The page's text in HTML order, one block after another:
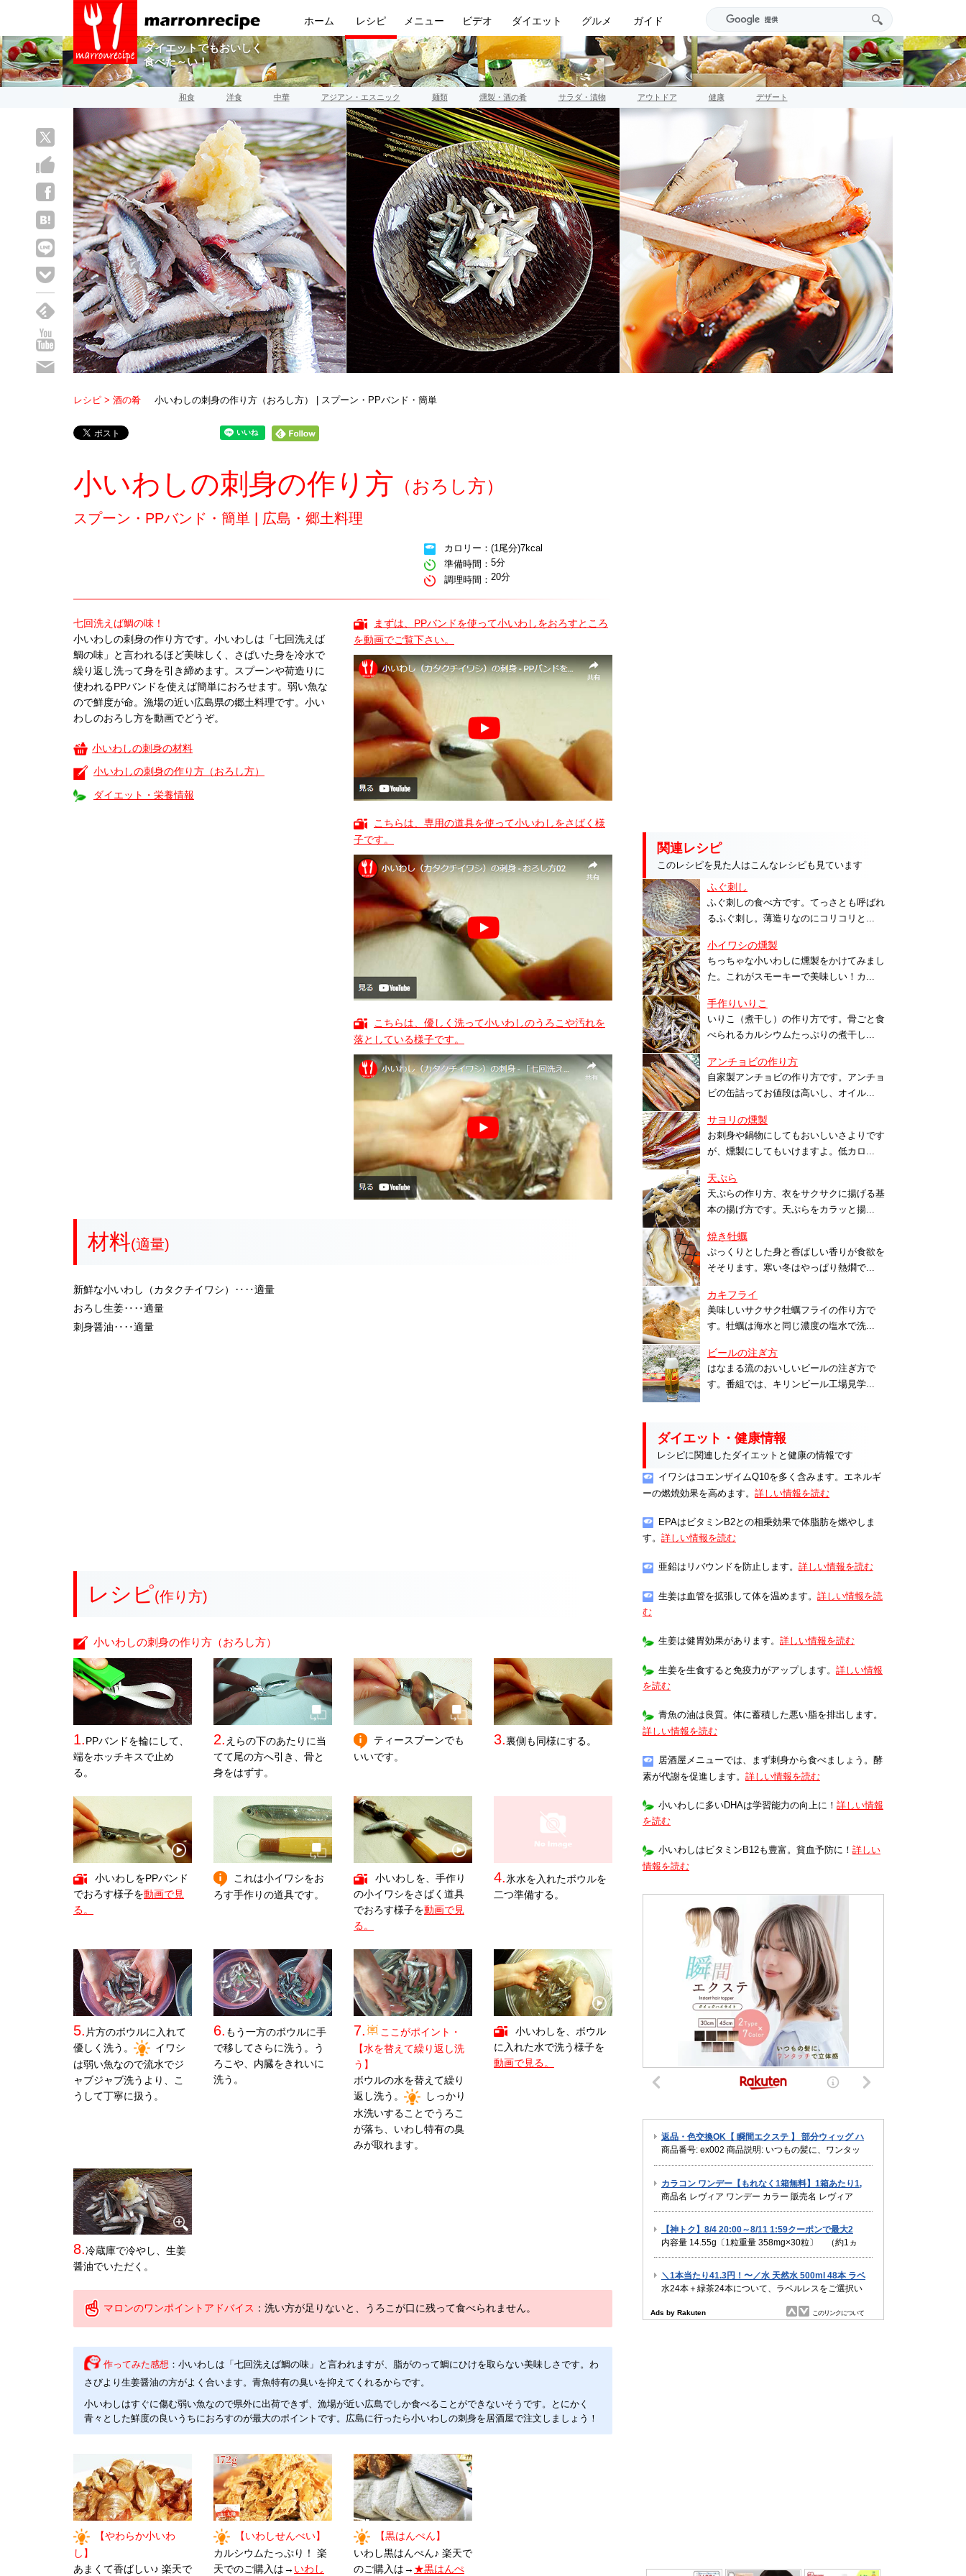
ダイエットでもおいしく
食べた～い！
ホーム レシピ
和食 洋食 中華 アジアン・エスニック 麺類 燻製・酒の肴 サラダ・漬物 アウトドア 健康 デザート
メニュー ビデオ ダイエット グルメ ガイド
sns03
sns04
sns06
sns07
sns08
sns09
sns10
レシピ 酒の肴 小いわしの刺身の作り方（おろし方） | スプーン・PPバンド・簡単
小いわしの刺身の作り方 （おろし方）
スプーン・PPバンド・簡単 | 広島・郷土料理
カロリー： (1尾分)7kcal
準備時間： 5分
調理時間： 20分
七回洗えば鯛の味！
小いわしの刺身の作り方です。小いわしは「七回洗えば
鯛の味」と言われるほど美味しく、さばいた身を冷水で
繰り返し洗って身を引き締めます。スプーンや荷造りに
使われるPPバンドを使えば簡単におろせます。弱い魚な
ので鮮度が命。漁場の近い広島県の郷土料理です。小い
わしのおろし方を動画でどうぞ。
小いわしの刺身の材料
小いわしの刺身の作り方（おろし方）
ダイエット・栄養情報
まずは、PPバンドを使って小いわしをおろすところ
を動画でご覧下さい。
こちらは、専用の道具を使って小いわしをさばく様
子です。
こちらは、優しく洗って小いわしのうろこや汚れを
落としている様子です。
材料(適量)
新鮮な小いわし（カタクチイワシ）‥‥適量
おろし生姜‥‥適量
刺身醤油‥‥適量
レシピ(作り方)
小いわしの刺身の作り方（おろし方）
1.PPバンドを輪にして、
端をホッチキスで止め
る。
2. えらの下のあたりに当
てて尾の方へ引き、骨と
身をはずす。
ティースプーンでも
いいです。
3.裏側も同様にする。
小いわしをPPバンド
でおろす様子を動画で見
る。
これは小イワシをお
ろす手作りの道具です。
小いわしを、手作り
の小イワシをさばく道具
でおろす様子を動画で見
る。
4.氷水を入れたボウルを
二つ準備する。
5. 片方のボウルに入れて
優しく洗う。
イワシ
は弱い魚なので流水でジ
ャブジャブ洗うより、こ
うして丁寧に扱う。
6. もう一方のボウルに手
で移してさらに洗う。う
ろこや、内臓をきれいに
洗う。
7.
ここがポイント・
【水を替えて繰り返し洗
う】
ボウルの水を替えて繰り
返し洗う。
しっかり
水洗いすることでうろこ
が落ち、いわし特有の臭
みが取れます。
小いわしを、ボウル
に入れた水で洗う様子を
動画で見る。
8.冷蔵庫で冷やし、生姜
醤油でいただく。
マロンのワンポイントアドバイス ：洗い方が足りないと、うろこが口に残って食べられません。
作ってみた感想 ：小いわしは「七回洗えば鯛の味」と言われますが、脂がのって鯛にひけを取らない美味しさです。わ
さびより生姜醤油の方がよく合います。青魚特有の臭いを抑えてくれるからです。
小いわしはすぐに傷む弱い魚なので県外に出荷できず、漁場が近い広島でしか食べることができないそうです。とにかく
青々とした鮮度の良いうちにおろすのが最大のポイントです。広島に行ったら小いわしの刺身を居酒屋で注文しましょう！
【やわらか小いわ
し】
あまくて香ばしい♪ 楽天で
【いわしせんべい】
カルシウムたっぷり！ 楽
天でのご購入は→ いわし
【黒はんぺん】
いわし黒はんぺん♪ 楽天で
のご購入は→ ★黒はんぺ
関連レシピ
このレシピを見た人はこんなレシピも見ています
ふぐ刺し
ふぐ刺しの食べ方です。てっさとも呼ばれ
るふぐ刺し。薄造りなのにコリコリと...
小イワシの燻製
ちっちゃな小いわしに燻製をかけてみまし
た。これがスモーキーで美味しい！カ...
手作りいりこ
いりこ（煮干し）の作り方です。骨ごと食
べられるカルシウムたっぷりの煮干し...
アンチョビの作り方
自家製アンチョビの作り方です。アンチョ
ビの缶詰ってお値段は高いし、オイル...
サヨリの燻製
お刺身や鍋物にしてもおいしいさよりです
が、燻製にしてもいけますよ。低カロ...
天ぷら
天ぷらの作り方、衣をサクサクに揚げる基
本の揚げ方です。天ぷらをカラッと揚...
焼き牡蠣
ぷっくりとした身と香ばしい香りが食欲を
そそります。寒い冬はやっぱり熱燗で...
カキフライ
美味しいサクサク牡蠣フライの作り方で
す。牡蠣は海水と同じ濃度の塩水で洗...
ビールの注ぎ方
はなまる流のおいしいビールの注ぎ方で
す。番組では、キリンビール工場見学...
ダイエット・健康情報
レシピに関連したダイエットと健康の情報です
イワシはコエンザイムQ10を多く含みます。エネルギ
ーの燃焼効果を高めます。 詳しい情報を読む
EPAはビタミンB2との相乗効果で体脂肪を燃やしま
す。 詳しい情報を読む
亜鉛はリバウンドを防止します。 詳しい情報を読む
生姜は血管を拡張して体を温めます。 詳しい情報を読
む
生姜は健胃効果があります。 詳しい情報を読む
生姜を生食すると免疫力がアップします。 詳しい情報
を読む
青魚の油は良質。体に蓄積した悪い脂を排出します。
詳しい情報を読む
居酒屋メニューでは、まず刺身から食べましょう。酵
素が代謝を促進します。 詳しい情報を読む
小いわしに多いDHAは学習能力の向上に！ 詳しい情報
を読む
小いわしはビタミンB12も豊富。貧血予防に！ 詳しい
情報を読む